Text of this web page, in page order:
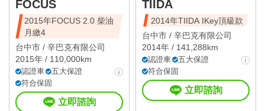
FOCUS
2015年FOCUS 2.0 柴油
月繳4
台中市 / 辛巴克有限公司
2015年 / 110,000km
認證車
五大保證
符合保固
立即諮詢
TIIDA
2014年TIIDA IKey頂級款
台中市 / 辛巴克有限公司
2014年 / 141,288km
認證車
五大保證
符合保固
立即諮詢